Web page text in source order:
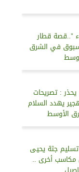
”..قصة قطار
في الشرق
يحذر : تصريحات
يهدد السلام
الأوسط
جثة يحيى
مكاسب أخرى ..